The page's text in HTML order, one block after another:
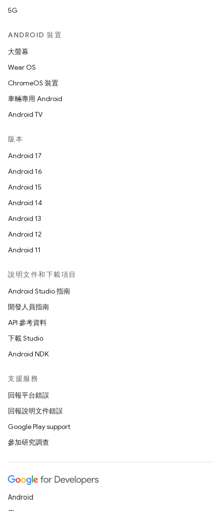
5G
ANDROID 裝置
大螢幕
Wear OS
ChromeOS 裝置
車輛專用 Android
Android TV
版本
Android 17
Android 16
Android 15
Android 14
Android 13
Android 12
Android 11
說明文件和下載項目
Android Studio 指南
開發人員指南
API 參考資料
下載 Studio
Android NDK
支援服務
回報平台錯誤
回報說明文件錯誤
Google Play support
參加研究調查
Android